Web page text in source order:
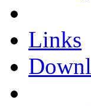
Links